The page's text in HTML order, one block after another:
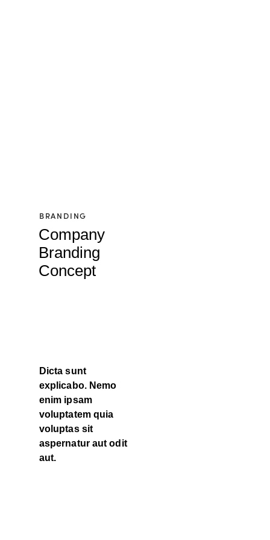
BRANDING
Company
Branding
Concept
Dicta sunt
explicabo. Nemo
enim ipsam
voluptatem quia
voluptas sit
aspernatur aut odit
aut.